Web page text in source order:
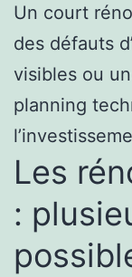
Un court
des défauts
visibles ou
planning
Les
: